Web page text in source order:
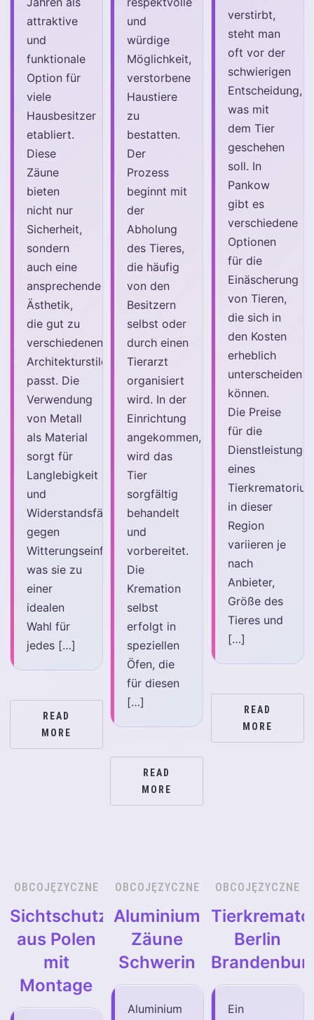
attraktive
und
funktionale
Option für
viele
Hausbesitzer
etabliert.
Diese
Zäune
bieten
nicht nur
Sicherheit,
sondern
auch eine
ansprechende
Ästhetik,
die gut zu
verschiedenen
Architekturstilen
passt. Die
Verwendung
von Metall
als Material
sorgt für
Langlebigkeit
und
Widerstandsfähigkeit
gegen
Witterungseinflüsse,
was sie zu
einer
idealen
Wahl für
jedes […]
READ
MORE
und
würdige
Möglichkeit,
verstorbene
Haustiere
zu
bestatten.
Der
Prozess
beginnt mit
der
Abholung
des Tieres,
die häufig
von den
Besitzern
selbst oder
durch einen
Tierarzt
organisiert
wird. In der
Einrichtung
angekommen,
wird das
Tier
sorgfältig
behandelt
und
vorbereitet.
Die
Kremation
selbst
erfolgt in
speziellen
Öfen, die
für diesen
[…]
READ
MORE
verstirbt,
steht man
oft vor der
schwierigen
Entscheidung,
was mit
dem Tier
geschehen
soll. In
Pankow
gibt es
verschiedene
Optionen
für die
Einäscherung
von Tieren,
die sich in
den Kosten
erheblich
unterscheiden
können.
Die Preise
für die
eines
in dieser
Region
variieren je
nach
Anbieter,
Größe des
Tieres und
[…]
READ
MORE
OBCOJĘZYCZNE
Sichtschutzzaun
aus Polen
mit
Montage
OBCOJĘZYCZNE
Aluminium
Zäune
Schwerin
Aluminium
OBCOJĘZYCZNE
Berlin
Ein